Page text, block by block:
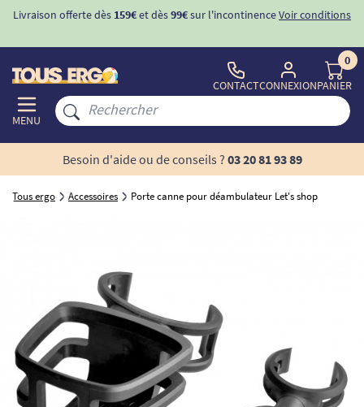
Livraison offerte dès 159€et dès99€sur l'incontinenceVoir conditions
MENU
CONTACTCONNEXION
0
PANIER
Besoin d'aide ou de conseils ? 03 20 81 93 89
Tous ergo Accessoires Porte canne pour déambulateur Let's shop